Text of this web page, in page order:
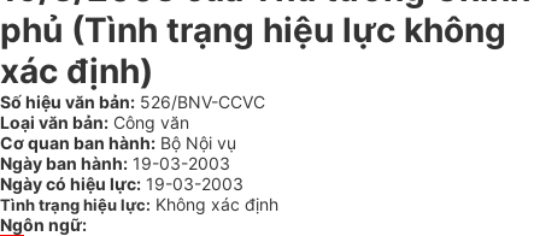
phủ (Tình trạng hiệu lực không
xác định)
Số hiệu văn bản: 526/BNV-CCVC
Loại văn bản: Công văn
Cơ quan ban hành: Bộ Nội vụ
Ngày ban hành: 19-03-2003
Ngày có hiệu lực: 19-03-2003
Tình trạng hiệu lực: Không xác định
Ngôn ngữ: